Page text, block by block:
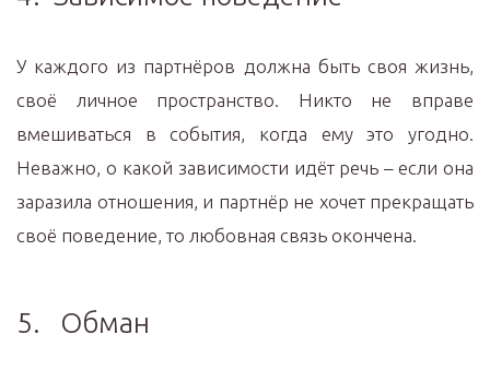
У каждого из партнёров должна быть своя жизнь,
своё личное пространство. Никто не вправе
вмешиваться в события, когда ему это угодно.
Неважно, о какой зависимости идёт речь – если она
заразила отношения, и партнёр не хочет прекращать
своё поведение, то любовная связь окончена.
5. Обман